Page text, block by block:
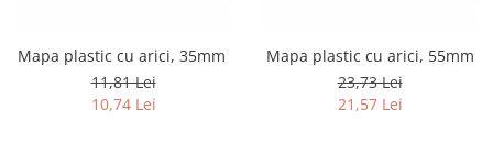
Mapa plastic cu arici, 35mm
11,81 Lei
10,74 Lei
Mapa plastic cu arici, 55mm
23,73 Lei
21,57 Lei